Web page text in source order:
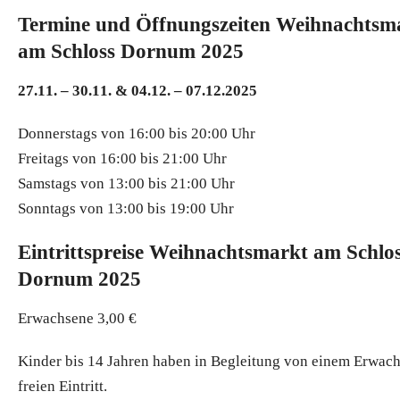
Termine und Öffnungszeiten
am Schloss Dornum 2025
27.11. – 30.11. & 04.12. – 07.12.2025
Donnerstags von 16:00 bis 20:00 Uhr
Freitags von 16:00 bis 21:00 Uhr
Samstags von 13:00 bis 21:00 Uhr
Sonntags von 13:00 bis 19:00 Uhr
Eintrittspreise Weihnachtsmarkt am
Dornum 2025
Erwachsene 3,00 €
Kinder bis 14 Jahren haben in Begleitung von einem
freien Eintritt.